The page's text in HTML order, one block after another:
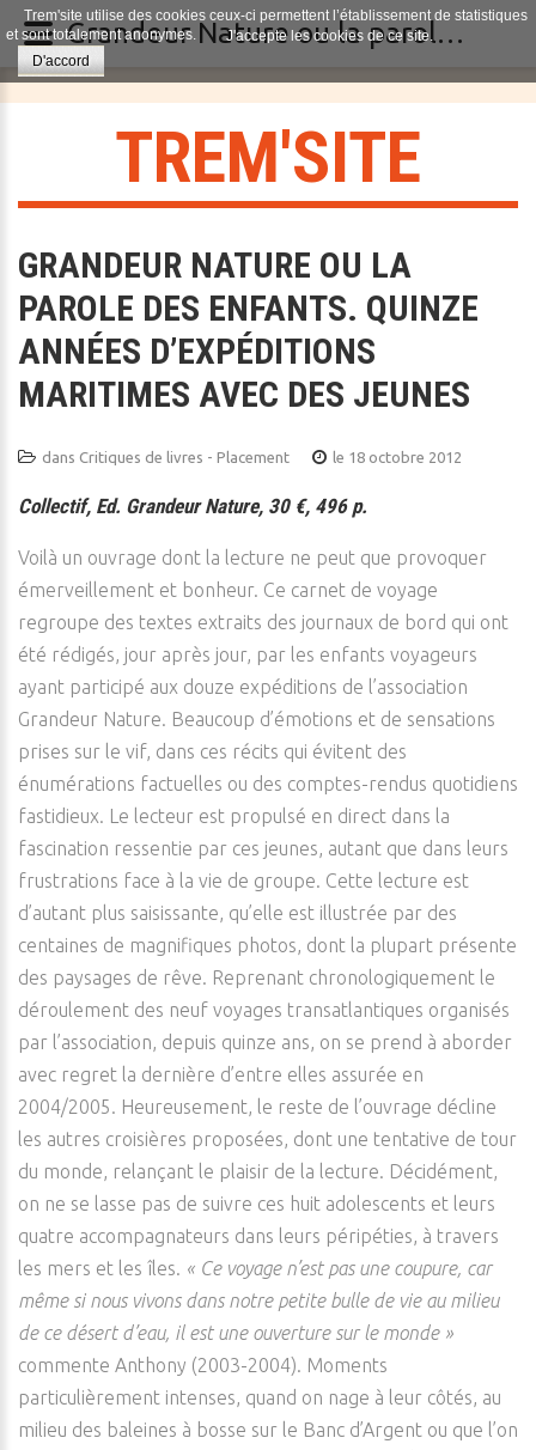
TREM'SITE
GRANDEUR NATURE OU LA
PAROLE DES ENFANTS. QUINZE
ANNÉES D’EXPÉDITIONS
MARITIMES AVEC DES JEUNES
dans Critiques de livres - Placement le 18 octobre 2012
Collectif, Ed. Grandeur Nature, 30 €, 496 p.
Voilà un ouvrage dont la lecture ne peut que provoquer
émerveillement et bonheur. Ce carnet de voyage
regroupe des textes extraits des journaux de bord qui ont
été rédigés, jour après jour, par les enfants voyageurs
ayant participé aux douze expéditions de l’association
Grandeur Nature. Beaucoup d’émotions et de sensations
prises sur le vif, dans ces récits qui évitent des
énumérations factuelles ou des comptes-rendus quotidiens
fastidieux. Le lecteur est propulsé en direct dans la
fascination ressentie par ces jeunes, autant que dans leurs
frustrations face à la vie de groupe. Cette lecture est
d’autant plus saisissante, qu’elle est illustrée par des
centaines de magnifiques photos, dont la plupart présente
des paysages de rêve. Reprenant chronologiquement le
déroulement des neuf voyages transatlantiques organisés
par l’association, depuis quinze ans, on se prend à aborder
avec regret la dernière d’entre elles assurée en
2004/2005. Heureusement, le reste de l’ouvrage décline
les autres croisières proposées, dont une tentative de tour
du monde, relançant le plaisir de la lecture. Décidément,
on ne se lasse pas de suivre ces huit adolescents et leurs
quatre accompagnateurs dans leurs péripéties, à travers
les mers et les îles. « Ce voyage n’est pas une coupure, car
même si nous vivons dans notre petite bulle de vie au milieu
de ce désert d’eau, il est une ouverture sur le monde »
commente Anthony (2003-2004). Moments
particulièrement intenses, quand on nage à leur côtés, au
milieu des baleines à bosse sur le Banc d’Argent ou que l’on
Trem'site utilise des cookies ceux-ci permettent l’établissement de statistiques
et sont totalement anonymes.
J'accepte les cookies de ce site.
D'accord
Grandeur Nature ou la parole des enfants. Quinze années d’expéditions maritimes avec des jeunes